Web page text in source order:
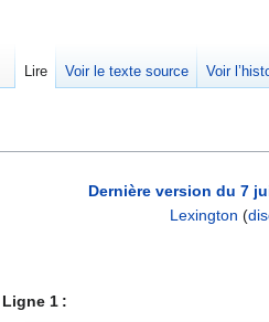
Dernière version du 7
Lexington (
u
Ligne 1 :
Lire Voir le texte source Voir